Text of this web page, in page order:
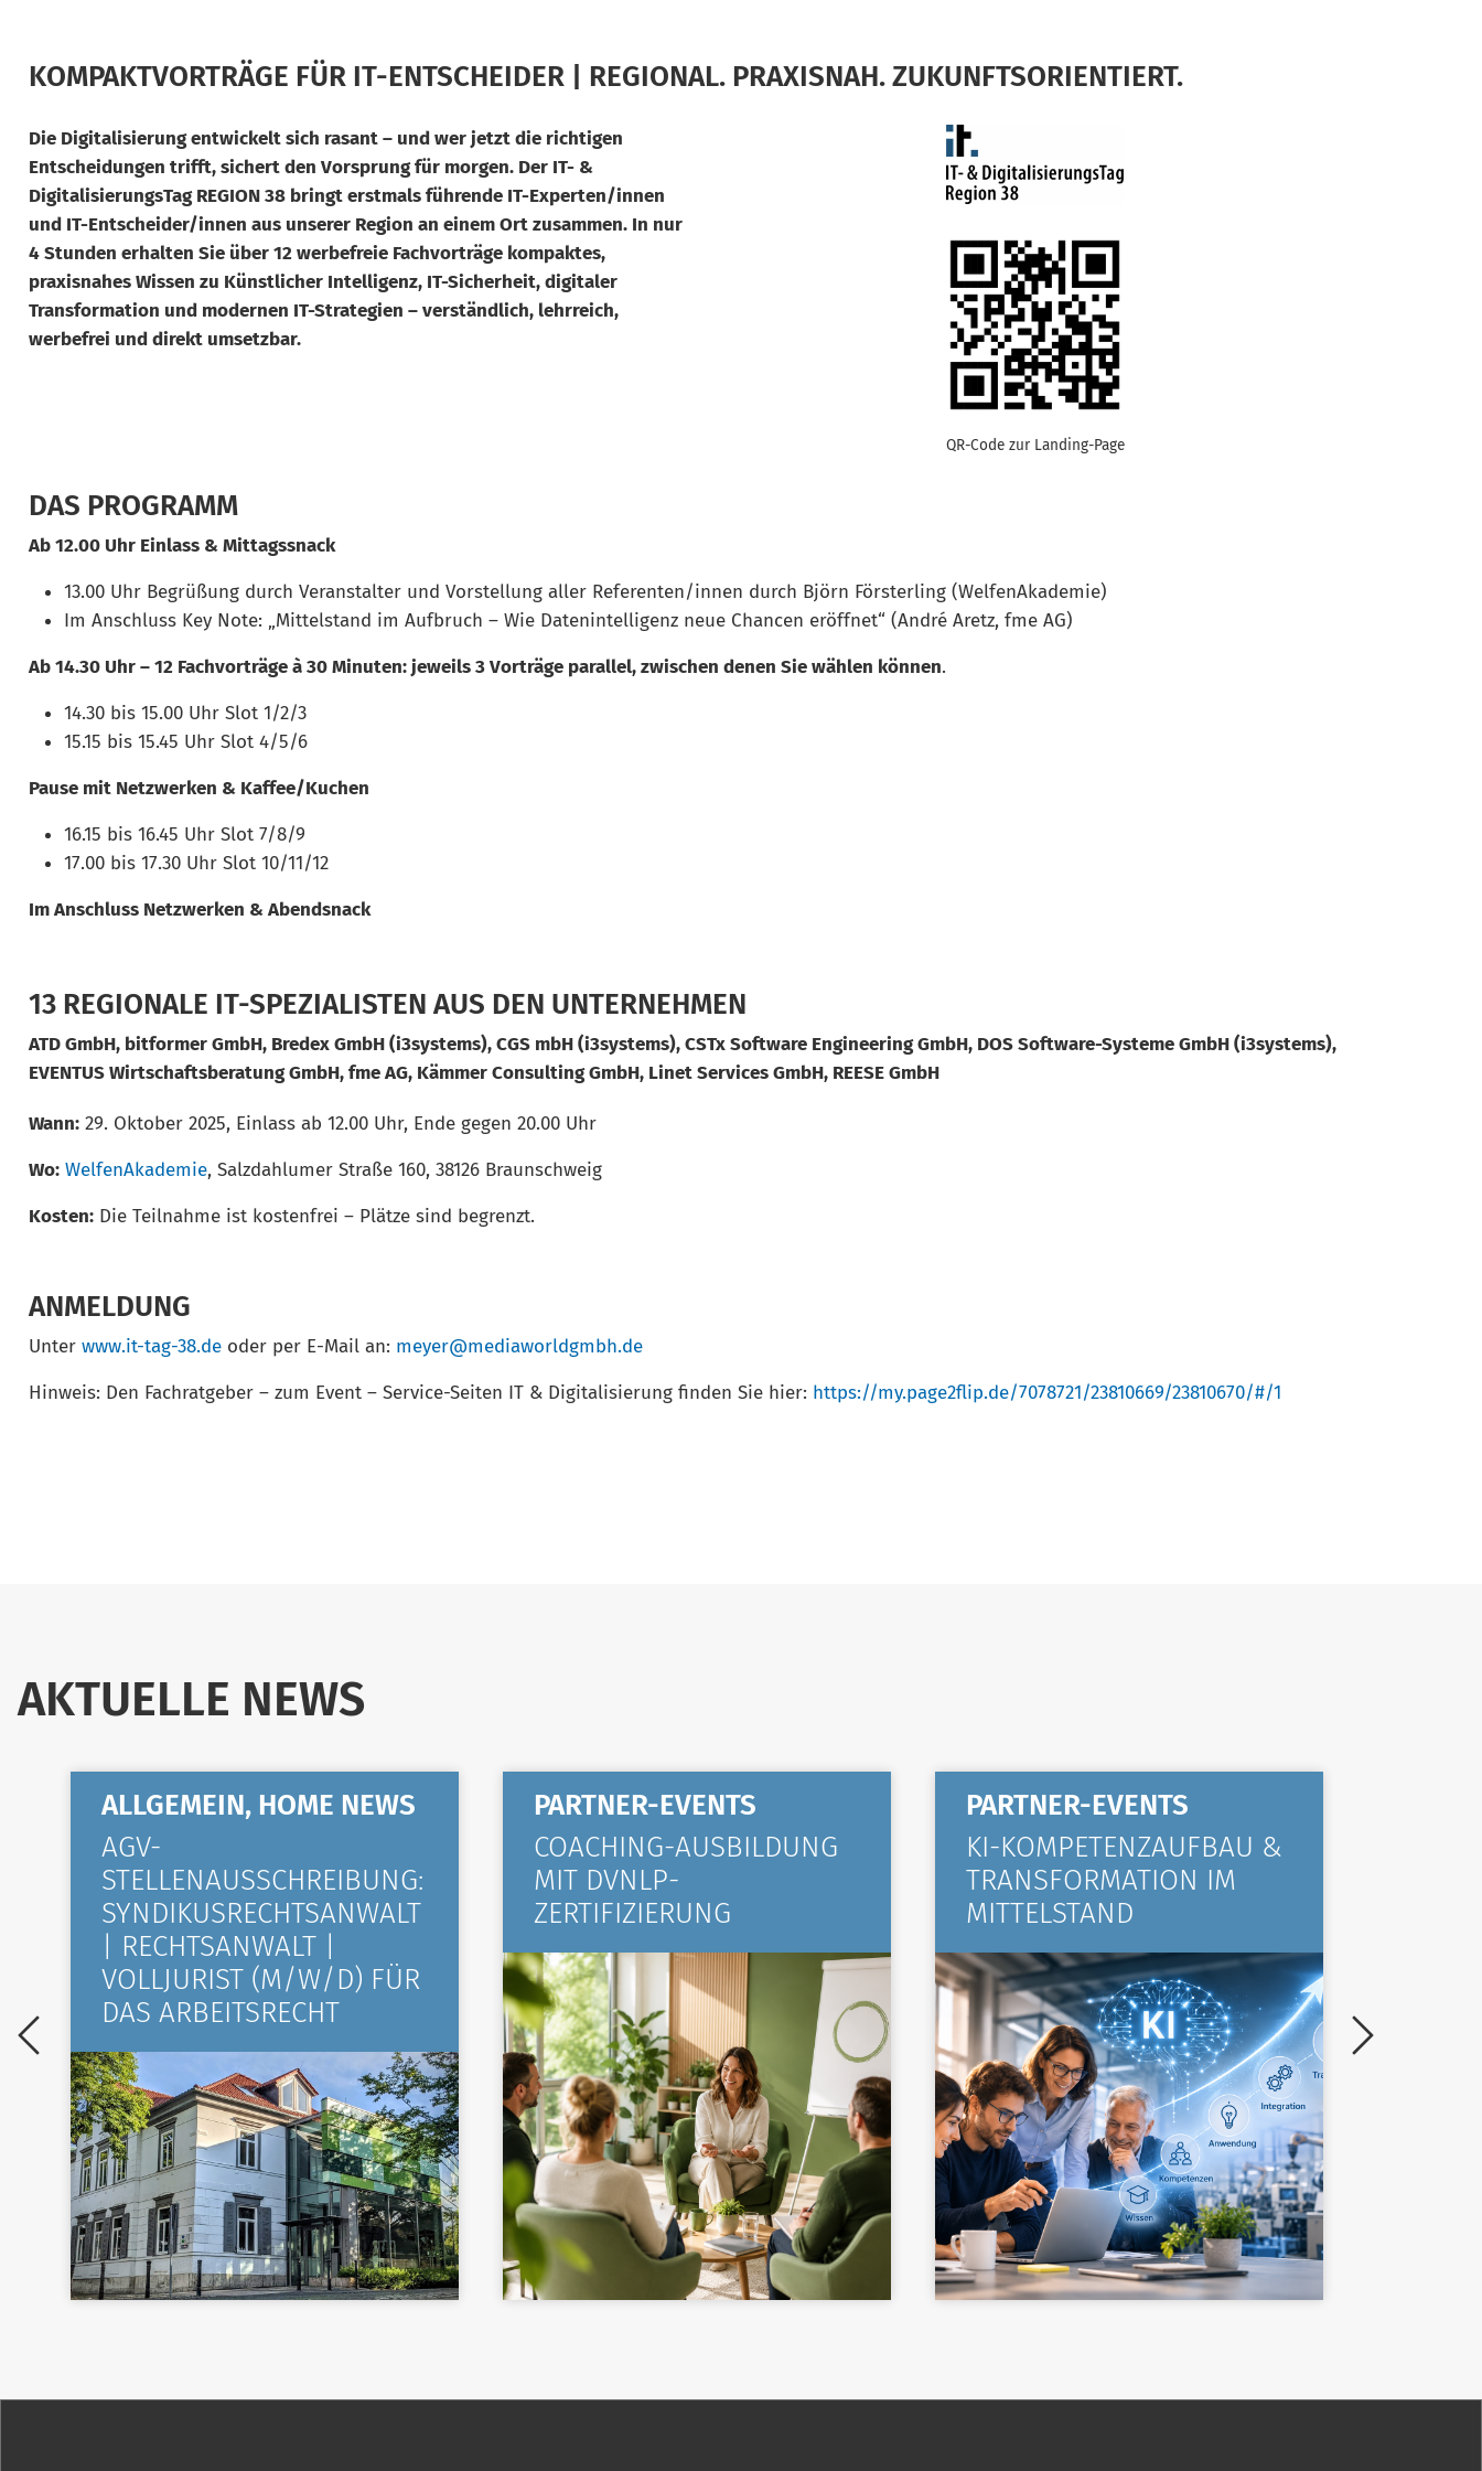
KOMPAKTVORTRÄGE FÜR IT-ENTSCHEIDER | REGIONAL. PRAXISNAH. ZUKUNFTSORIENTIERT.
Die Digitalisierung entwickelt sich rasant – und wer jetzt die richtigen
Entscheidungen trifft, sichert den Vorsprung für morgen. Der IT- &
DigitalisierungsTag REGION 38 bringt erstmals führende IT-Experten/innen
und IT-Entscheider/innen aus unserer Region an einem Ort zusammen. In nur
4 Stunden erhalten Sie über 12 werbefreie Fachvorträge kompaktes,
praxisnahes Wissen zu Künstlicher Intelligenz, IT-Sicherheit, digitaler
Transformation und modernen IT-Strategien – verständlich, lehrreich,
werbefrei und direkt umsetzbar.
QR-Code zur Landing-Page
DAS PROGRAMM
Ab 12.00 Uhr Einlass & Mittagssnack
13.00 Uhr Begrüßung durch Veranstalter und Vorstellung aller Referenten/innen durch Björn Försterling (WelfenAkademie)
Im Anschluss Key Note: „Mittelstand im Aufbruch – Wie Datenintelligenz neue Chancen eröffnet“ (André Aretz, fme AG)
Ab 14.30 Uhr – 12 Fachvorträge à 30 Minuten: jeweils 3 Vorträge parallel, zwischen denen Sie wählen können.
14.30 bis 15.00 Uhr Slot 1/2/3
15.15 bis 15.45 Uhr Slot 4/5/6
Pause mit Netzwerken & Kaffee/Kuchen
16.15 bis 16.45 Uhr Slot 7/8/9
17.00 bis 17.30 Uhr Slot 10/11/12
Im Anschluss Netzwerken & Abendsnack
13 REGIONALE IT-SPEZIALISTEN AUS DEN UNTERNEHMEN
ATD GmbH, bitformer GmbH, Bredex GmbH (i3systems), CGS mbH (i3systems), CSTx Software Engineering GmbH, DOS Software-Systeme GmbH (i3systems),
EVENTUS Wirtschaftsberatung GmbH, fme AG, Kämmer Consulting GmbH, Linet Services GmbH, REESE GmbH
Wann: 29. Oktober 2025, Einlass ab 12.00 Uhr, Ende gegen 20.00 Uhr
Wo: WelfenAkademie, Salzdahlumer Straße 160, 38126 Braunschweig
Kosten: Die Teilnahme ist kostenfrei – Plätze sind begrenzt.
ANMELDUNG
Unter www.it-tag-38.de oder per E-Mail an: meyer@mediaworldgmbh.de
Hinweis: Den Fachratgeber – zum Event – Service-Seiten IT & Digitalisierung finden Sie hier: https://my.page2flip.de/7078721/23810669/23810670/#/1
AKTUELLE NEWS
ALLGEMEIN, HOME NEWS
AGV-
STELLENAUSSCHREIBUNG:
SYNDIKUSRECHTSANWALT
| RECHTSANWALT |
VOLLJURIST (M/W/D) FÜR
DAS ARBEITSRECHT
PARTNER-EVENTS
COACHING-AUSBILDUNG
MIT DVNLP-
ZERTIFIZIERUNG
PARTNER-EVENTS
KI-KOMPETENZAUFBAU &
TRANSFORMATION IM
MITTELSTAND